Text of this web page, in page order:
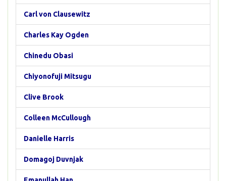
Carl von Clausewitz
Charles Kay Ogden
Chinedu Obasi
Chiyonofuji Mitsugu
Clive Brook
Colleen McCullough
Danielle Harris
Domagoj Duvnjak